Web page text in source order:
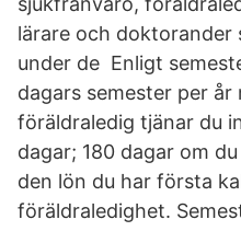
lärare och doktorander
under de Enligt
dagars semester per
föräldraledig tjänar du
dagar; 180 dagar om
den lön du har första
föräldraledighet.